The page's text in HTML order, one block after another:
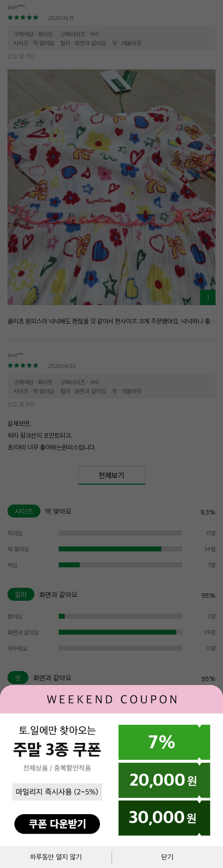
하루동안 열지 않기 닫기
장바구니 바로구매
saoh*****
2026.06.15
구매색상 : 화이트
구매사이즈 : 140
사이즈 : 딱 맞아요
컬러 : 화면과 같아요 핏 : 레귤러핏
신고 및 차단
1
플리츠 원피스라 넉넉해도 괜찮을 것 같아서 한사이즈 크게 주문했어요. 넉넉하니 좋아요. 시원한 소재에 프린팅도 화사하고 예뻐요
pure****
2026.06.03
구매색상 : 화이트
구매사이즈 : 140
사이즈 : 딱 맞아요
컬러 : 화면과 같아요 핏 : 레귤러핏
신고 및 차단
실제보면,
허리 핑크선이 포인트되고,
초1아이 너무 좋아하는원피스입니다.
전체보기
사이즈 딱 맞아요 83%
작아요 0명
딱 맞아요 34명
커요 7명
컬러 화면과 같아요 95%
밝아요 2명
화면과 같아요 39명
어두워요 0명
핏 화면과 같아요 95%
레귤러핏 38명
오버핏
구매 고객님 사이즈 리뷰
구매사이즈 평가
120 20 딱 맞아요
119 22